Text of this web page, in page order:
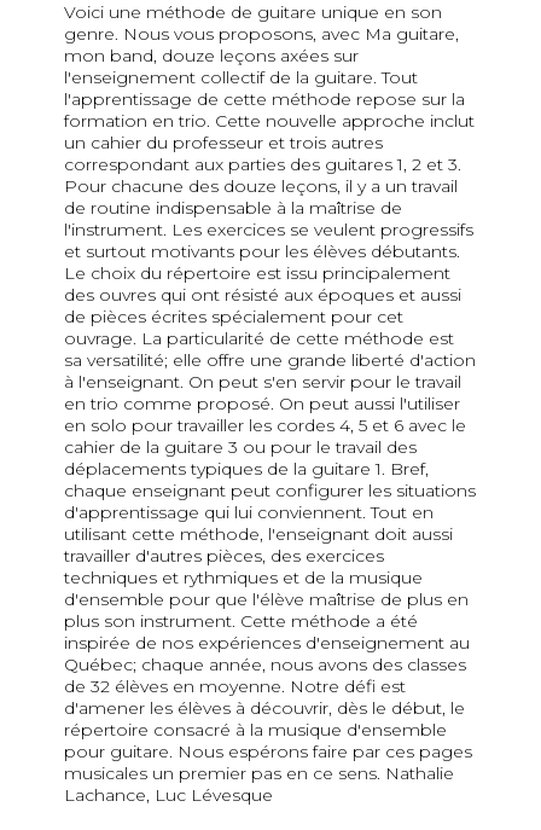
Voici une méthode de guitare unique en son
genre. Nous vous proposons, avec Ma guitare,
mon band, douze leçons axées sur
l'enseignement collectif de la guitare. Tout
l'apprentissage de cette méthode repose sur la
formation en trio. Cette nouvelle approche inclut
un cahier du professeur et trois autres
correspondant aux parties des guitares 1, 2 et 3.
Pour chacune des douze leçons, il y a un travail
de routine indispensable à la maîtrise de
l'instrument. Les exercices se veulent progressifs
et surtout motivants pour les élèves débutants.
Le choix du répertoire est issu principalement
des ouvres qui ont résisté aux époques et aussi
de pièces écrites spécialement pour cet
ouvrage. La particularité de cette méthode est
sa versatilité; elle offre une grande liberté d'action
à l'enseignant. On peut s'en servir pour le travail
en trio comme proposé. On peut aussi l'utiliser
en solo pour travailler les cordes 4, 5 et 6 avec le
cahier de la guitare 3 ou pour le travail des
déplacements typiques de la guitare 1. Bref,
chaque enseignant peut configurer les situations
d'apprentissage qui lui conviennent. Tout en
utilisant cette méthode, l'enseignant doit aussi
travailler d'autres pièces, des exercices
techniques et rythmiques et de la musique
d'ensemble pour que l'élève maîtrise de plus en
plus son instrument. Cette méthode a été
inspirée de nos expériences d'enseignement au
Québec; chaque année, nous avons des classes
de 32 élèves en moyenne. Notre défi est
d'amener les élèves à découvrir, dès le début, le
répertoire consacré à la musique d'ensemble
pour guitare. Nous espérons faire par ces pages
musicales un premier pas en ce sens. Nathalie
Lachance, Luc Lévesque